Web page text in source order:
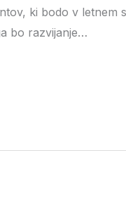
ki bodo v
bo razvijanje…